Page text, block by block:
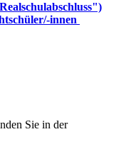
innen
Sie in der